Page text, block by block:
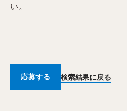
い。
応募する 検索結果に戻る